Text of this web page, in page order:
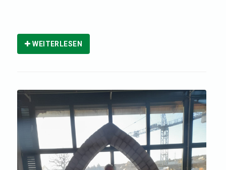
WEITERLESEN